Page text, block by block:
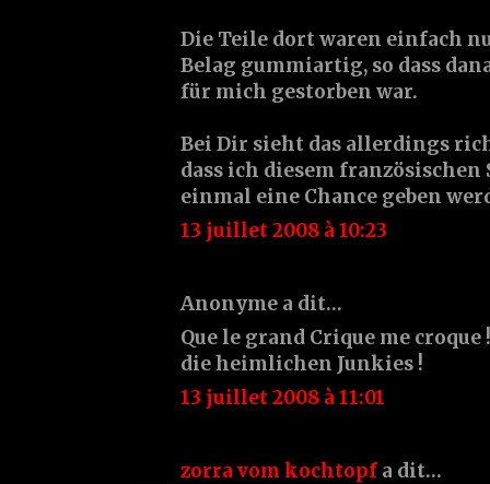
Die Teile dort waren einfach
Belag gummiartig, so dass
für mich gestorben war.
Bei Dir sieht das allerdings
dass ich diesem französischen
einmal eine Chance geben
13 juillet 2008 à 10:23
Anonyme a dit…
Que le grand Crique me
die heimlichen Junkies !
13 juillet 2008 à 11:01
zorra vom kochtopf a dit…